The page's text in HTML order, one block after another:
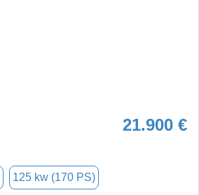
21.900 €
125 kw (170 PS)